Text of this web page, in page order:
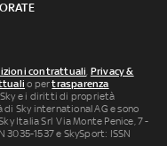
contrattuali, Privacy &
o pertrasparenza
e i diritti di proprietà
Sky international AG e sono
Italia Srl Via Monte Penice, 7 -
3035-1537 e SkySport: ISSN